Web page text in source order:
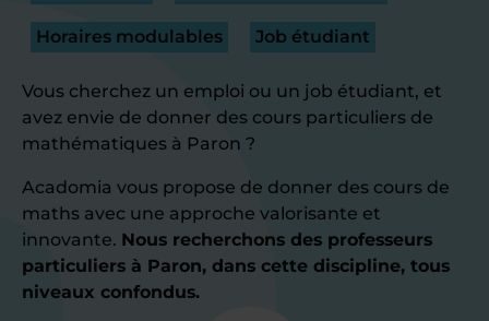
Horaires modulables Job étudiant
Vous cherchez un emploi ou un job étudiant, et
avez envie de donner des cours particuliers de
mathématiques à Paron ?
Acadomia vous propose de donner des cours de
maths avec une approche valorisante et
innovante. Nous recherchons des professeurs
particuliers à Paron, dans cette discipline, tous
niveaux confondus.